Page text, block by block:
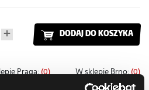
DODAJ DO KOSZYKA
Praga: (0) W sklepie Brno: (0)